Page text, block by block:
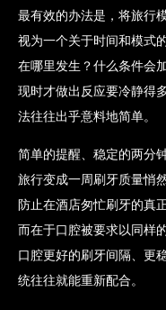
最有效的办法是，将旅行
视为一个关于时间和模式
在哪里发生？什么条件会
现时才做出反应要冷静得
法往往出乎意料地简单。
简单的提醒、稳定的两分
旅行变成一周刷牙质量悄
防止在酒店匆忙刷牙的真
而在于口腔被要求以同样
口腔更好的刷牙间隔、更
统往往就能重新配合。